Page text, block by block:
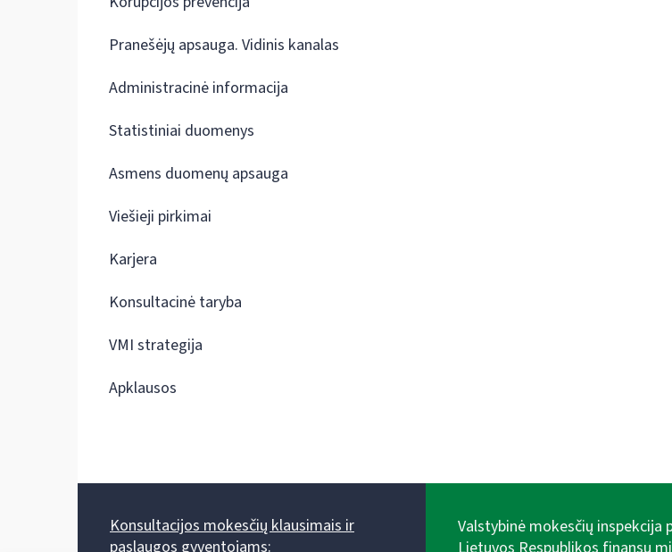
Pranešėjų apsauga. Vidinis kanalas
Administracinė informacija
Statistiniai duomenys
Asmens duomenų apsauga
Viešieji pirkimai
Karjera
Konsultacinė taryba
VMI strategija
Apklausos
Konsultacijos mokesčių klausimais ir
paslaugos gyventojams:
Valstybinė mokesčių inspekcija